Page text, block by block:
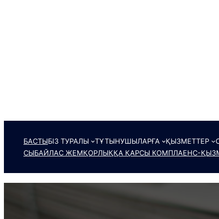
БАСТЫБІЗ ТУРАЛЫ ТҰТЫНУШЫЛАРҒА ҚЫЗМЕТТЕР
СЫБАЙЛАС ЖЕМҚОРЛЫҚҚА ҚАРСЫ КОМПЛАЕНС-